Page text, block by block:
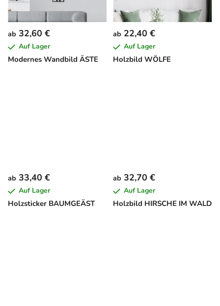
Modernes Wandbild ÄSTE
ab 32,60 €
Auf Lager
Holzbild WÖLFE
ab 22,40 €
Auf Lager
Holzsticker BAUMGEÄST
ab 33,40 €
Auf Lager
Holzbild HIRSCHE IM WALD
ab 32,70 €
Auf Lager